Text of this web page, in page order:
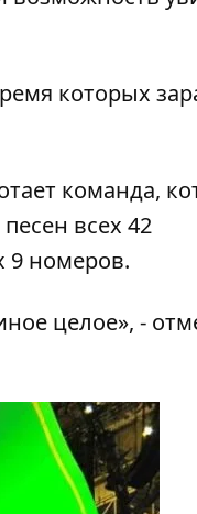
которых
команда,
всех 42
9 номеров.
целое», -